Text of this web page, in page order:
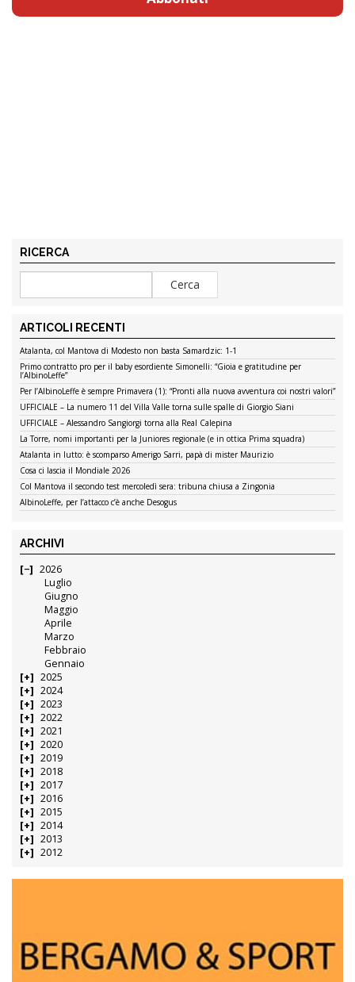
RICERCA
ARTICOLI RECENTI
Atalanta, col Mantova di Modesto non basta Samardzic: 1-1
Primo contratto pro per il baby esordiente Simonelli: “Gioia e gratitudine per
l’AlbinoLeffe”
Per l’AlbinoLeffe è sempre Primavera (1): “Pronti alla nuova avventura coi nostri valori”
UFFICIALE – La numero 11 del Villa Valle torna sulle spalle di Giorgio Siani
UFFICIALE – Alessandro Sangiorgi torna alla Real Calepina
La Torre, nomi importanti per la Juniores regionale (e in ottica Prima squadra)
Atalanta in lutto: è scomparso Amerigo Sarri, papà di mister Maurizio
Cosa ci lascia il Mondiale 2026
Col Mantova il secondo test mercoledì sera: tribuna chiusa a Zingonia
AlbinoLeffe, per l’attacco c’è anche Desogus
ARCHIVI
2026
Luglio
Giugno
Maggio
Aprile
Marzo
Febbraio
Gennaio
2025
2024
2023
2022
2021
2020
2019
2018
2017
2016
2015
2014
2013
2012